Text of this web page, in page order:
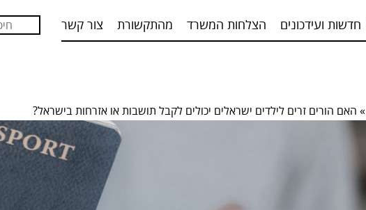
חדשות ועידכונים הצלחות המשרד מהתקשורת צור קשר
» האם הורים זרים לילדים ישראלים יכולים לקבל תושבות או אזרחות בישראל?